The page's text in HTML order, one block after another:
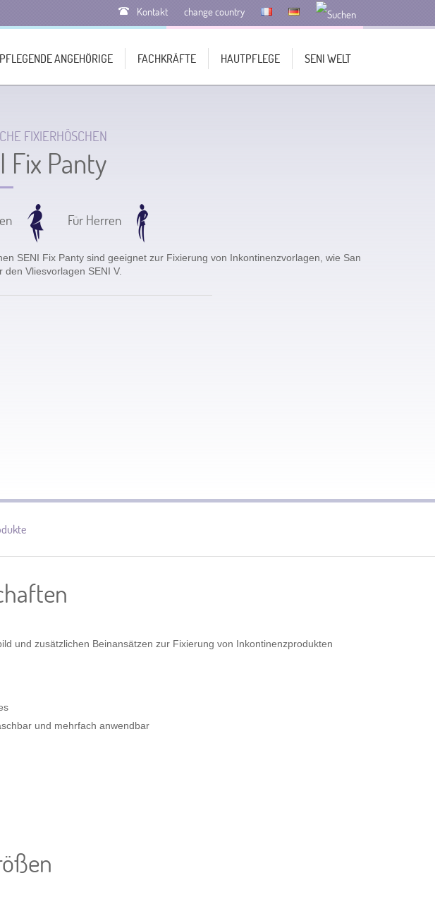
Kontakt change country
PFLEGENDE ANGEHÖRIGE FACHKRÄFTE HAUTPFLEGE SENI WELT
FIXIERHÖSCHEN
Fix Panty
Für Herren
SENI Fix Panty sind geeignet zur Fixierung von Inkontinenzvorlagen, wie San
den Vliesvorlagen SENI V.
und zusätzlichen Beinansätzen zur Fixierung von Inkontinenzprodukten
und mehrfach anwendbar